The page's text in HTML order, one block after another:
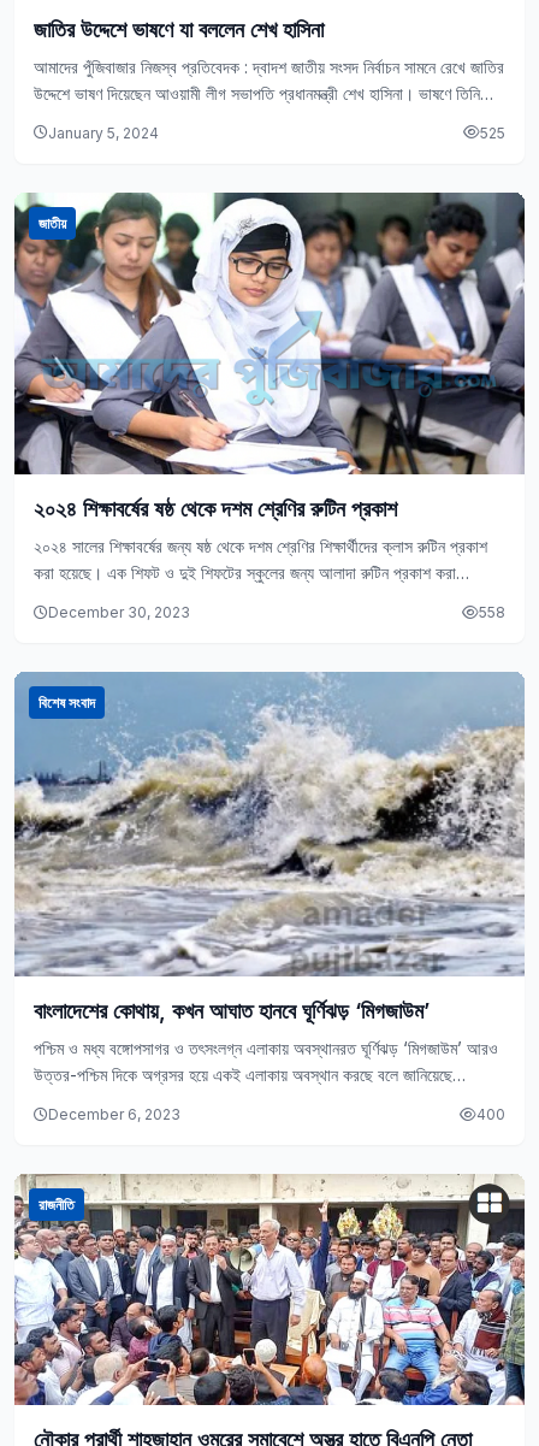
জাতির উদ্দেশে ভাষণে যা বললেন শেখ হাসিনা
আমাদের পুঁজিবাজার নিজস্ব প্রতিবেদক : দ্বাদশ জাতীয় সংসদ নির্বাচন সামনে রেখে জাতির
উদ্দেশে ভাষণ দিয়েছেন আওয়ামী লীগ সভাপতি প্রধানমন্ত্রী শেখ হাসিনা। ভাষণে তিনি
January 5, 2024 525
জাতীয়
২০২৪ শিক্ষাবর্ষের ষষ্ঠ থেকে দশম শ্রেণির রুটিন প্রকাশ
২০২৪ সালের শিক্ষাবর্ষের জন্য ষষ্ঠ থেকে দশম শ্রেণির শিক্ষার্থীদের ক্লাস রুটিন প্রকাশ
করা হয়েছে। এক শিফট ও দুই শিফটের স্কুলের জন্য আলাদা রুটিন প্রকাশ করা…
December 30, 2023 558
বিশেষ সংবাদ
বাংলাদেশের কোথায়, কখন আঘাত হানবে ঘূর্ণিঝড় ‘মিগজাউম’
পশ্চিম ও মধ্য বঙ্গোপসাগর ও তৎসংলগ্ন এলাকায় অবস্থানরত ঘূর্ণিঝড় ‘মিগজাউম’ আরও
উত্তর-পশ্চিম দিকে অগ্রসর হয়ে একই এলাকায় অবস্থান করছে বলে জানিয়েছে
December 6, 2023 400
রাজনীতি
নৌকার প্রার্থী শাহজাহান ওমরের সমাবেশে অস্ত্র হাতে বিএনপি নেতা